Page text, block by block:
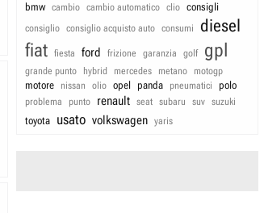
bmw cambio cambio automatico clio consigli
consiglio consiglio acquisto auto consumi diesel
fiat fiesta ford frizione garanzia golf gpl
grande punto hybrid mercedes metano motogp
motore nissan olio opel panda pneumatici polo
problema punto renault seat subaru suv suzuki
toyota usato volkswagen yaris